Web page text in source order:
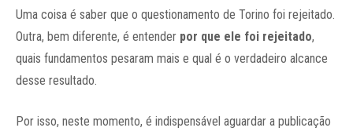
Uma coisa é saber que o questionamento de Torino foi rejeitado.
Outra, bem diferente, é entender por que ele foi rejeitado,
quais fundamentos pesaram mais e qual é o verdadeiro alcance
desse resultado.
Por isso, neste momento, é indispensável aguardar a publicação